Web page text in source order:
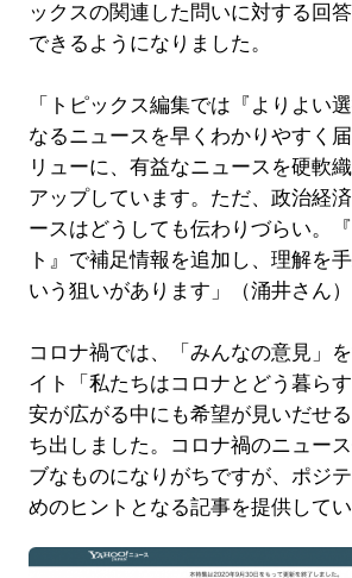
ックスの関連した問いに対する回
できるようになりました。
「トピックス編集では『よりよい
なるニュースを早くわかりやすく
リューに、有益なニュースを硬軟
アップしています。ただ、政治経
ースはどうしても伝わりづらい。
ト』で補足情報を追加し、理解を
いう狙いがあります」（涌井さん）
コロナ禍では、「みんなの意見」
イト「私たちはコロナとどう暮ら
安が広がる中にも希望が見いだせ
ち出しました。コロナ禍のニュー
ブなものになりがちですが、ポジ
めのヒントとなる記事を提供してい